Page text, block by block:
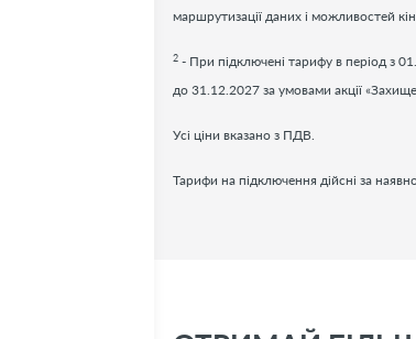
маршрутизації даних і можливостей
2 - При підключені тарифу в період з
до 31.12.2027 за умовами акції
Усі ціни вказано з ПДВ.
Тарифи на підключення дійсні за